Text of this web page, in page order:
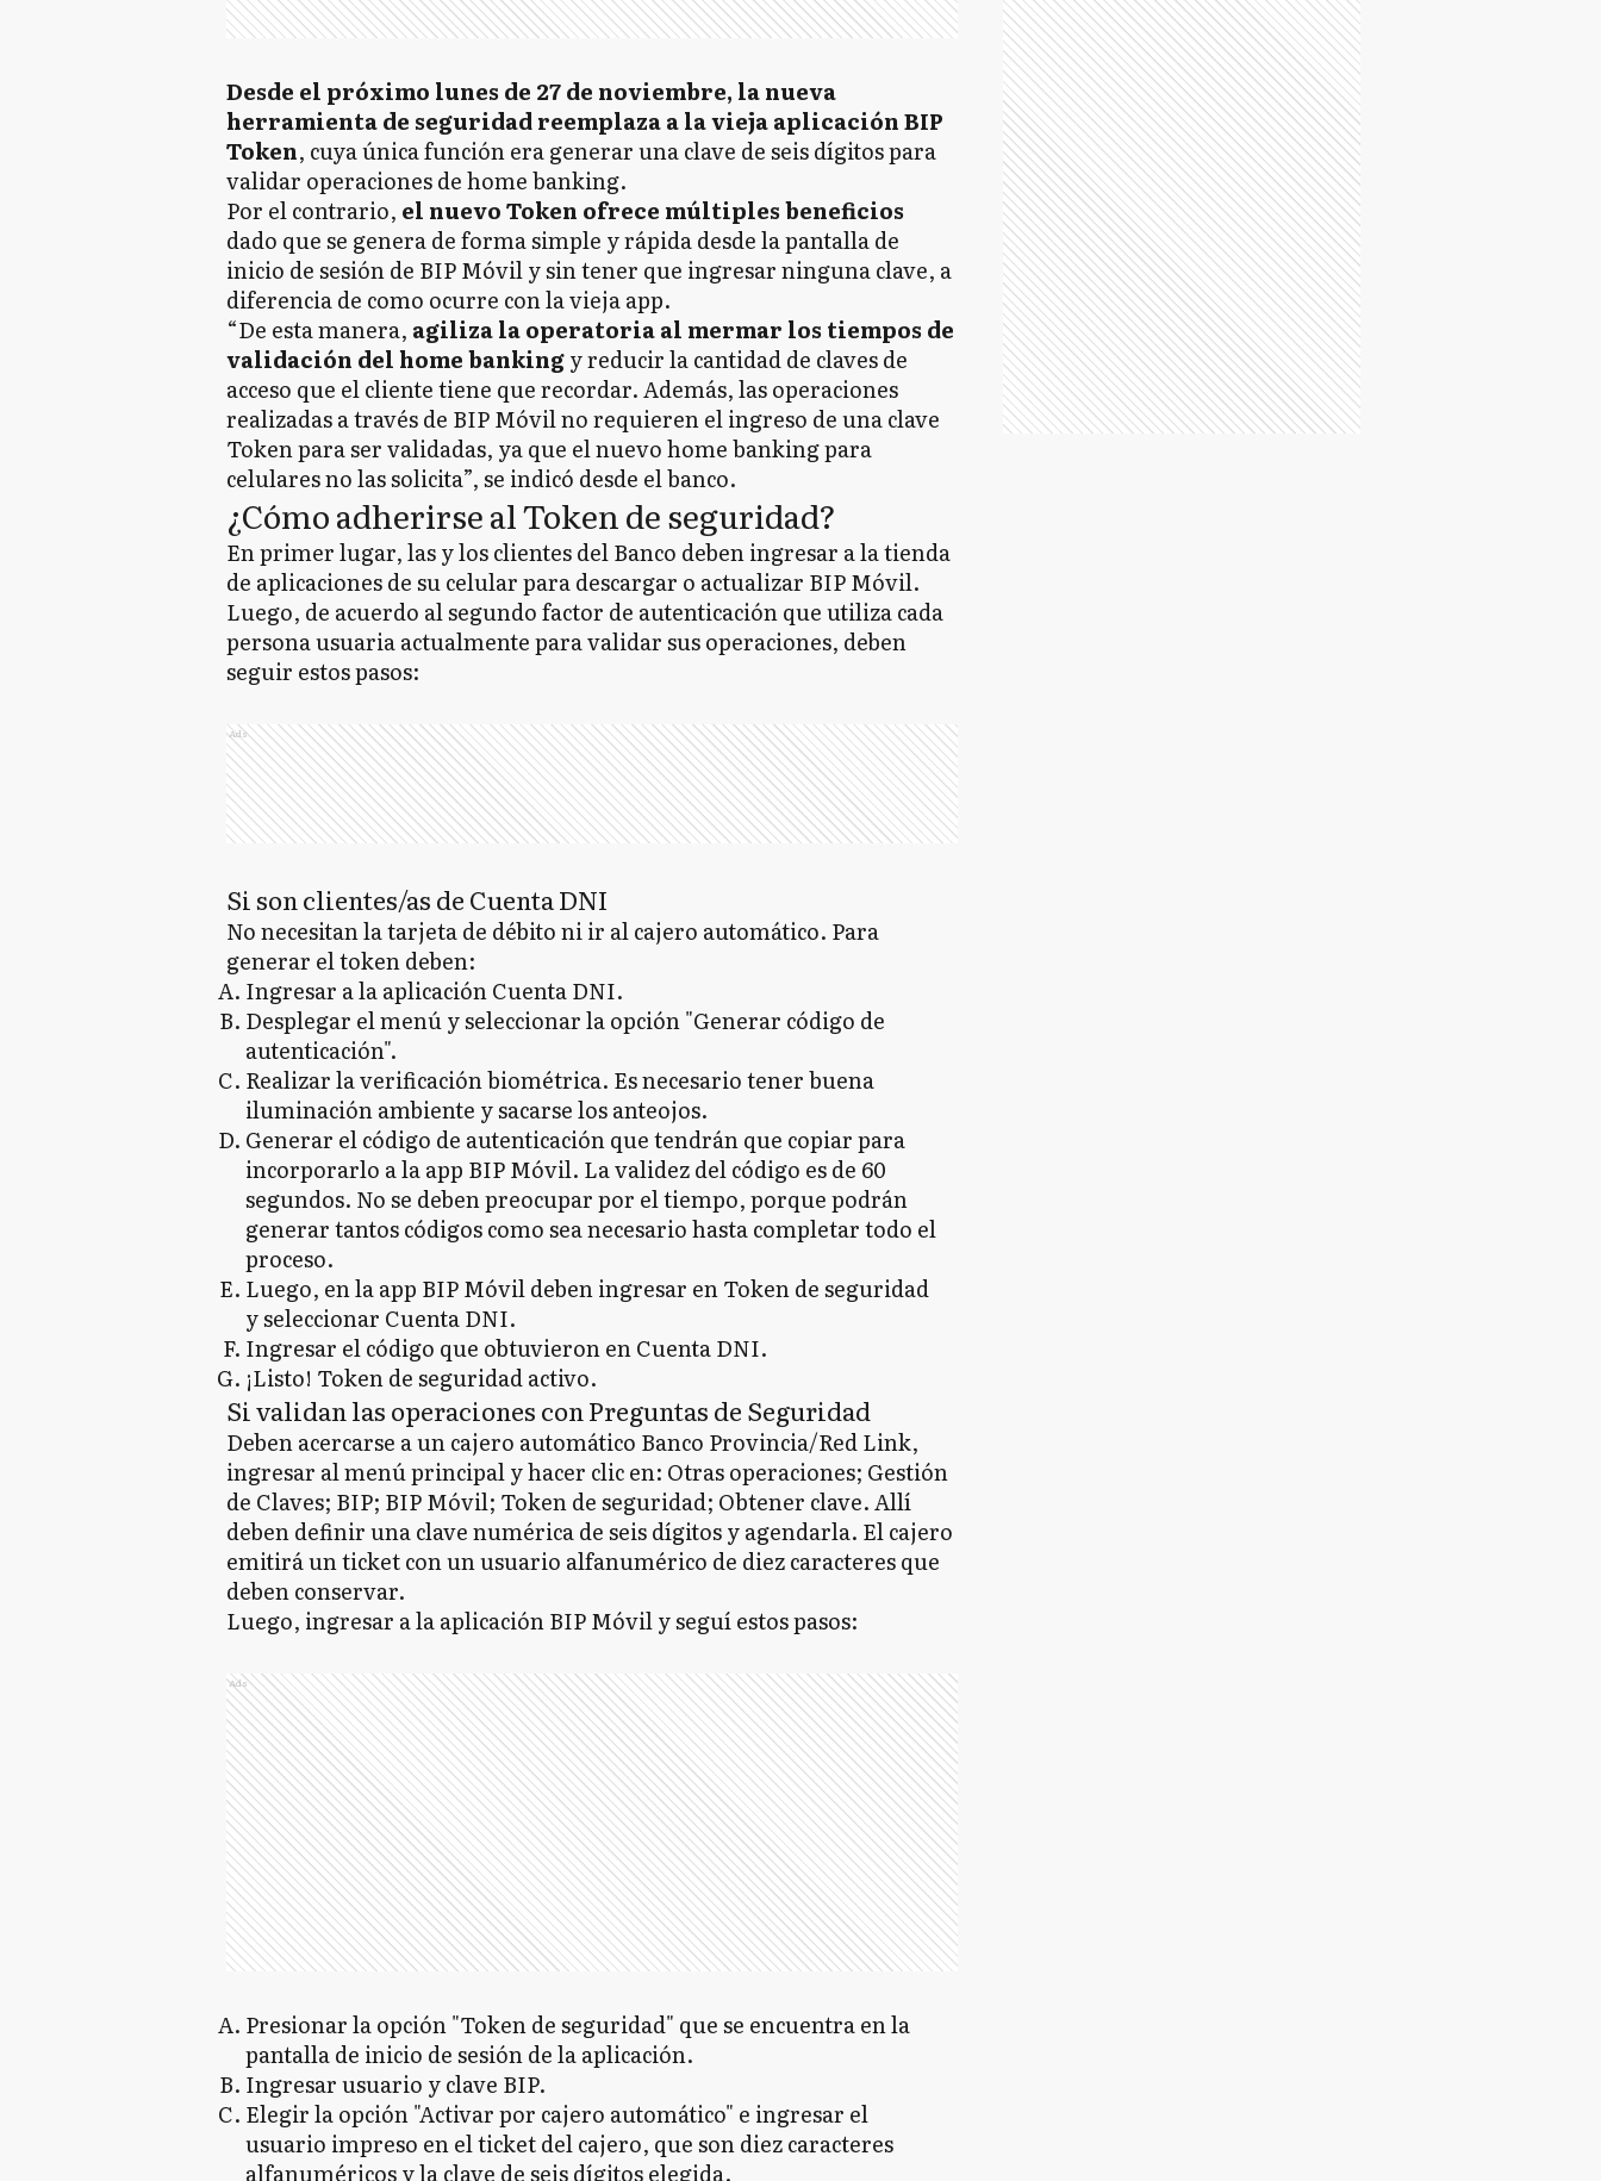
Desde el próximo lunes de 27 de noviembre, la nueva
herramienta de seguridad reemplaza a la vieja aplicación BIP
Token, cuya única función era generar una clave de seis dígitos para
validar operaciones de home banking.
Por el contrario, el nuevo Token ofrece múltiples beneficios
dado que se genera de forma simple y rápida desde la pantalla de
inicio de sesión de BIP Móvil y sin tener que ingresar ninguna clave, a
diferencia de como ocurre con la vieja app.
“De esta manera, agiliza la operatoria al mermar los tiempos de
validación del home bankingy reducir la cantidad de claves de
acceso que el cliente tiene que recordar. Además, las operaciones
realizadas a través de BIP Móvil no requieren el ingreso de una clave
Token para ser validadas, ya que el nuevo home banking para
celulares no las solicita”, se indicó desde el banco.
¿Cómo adherirse al Token de seguridad?
En primer lugar, las y los clientes del Banco deben ingresar a la tienda
de aplicaciones de su celular para descargar o actualizar BIP Móvil.
Luego, de acuerdo al segundo factor de autenticación que utiliza cada
persona usuaria actualmente para validar sus operaciones, deben
seguir estos pasos:
Ads
Si son clientes/as de Cuenta DNI
No necesitan la tarjeta de débito ni ir al cajero automático. Para
generar el token deben:
Ingresar a la aplicación Cuenta DNI.
Desplegar el menú y seleccionar la opción "Generar código de
autenticación".
Realizar la verificación biométrica. Es necesario tener buena
iluminación ambiente y sacarse los anteojos.
Generar el código de autenticación que tendrán que copiar para
incorporarlo a la app BIP Móvil. La validez del código es de 60
segundos. No se deben preocupar por el tiempo, porque podrán
generar tantos códigos como sea necesario hasta completar todo el
proceso.
Luego, en la app BIP Móvil deben ingresar en Token de seguridad
y seleccionar Cuenta DNI.
Ingresar el código que obtuvieron en Cuenta DNI.
¡Listo! Token de seguridad activo.
Si validan las operaciones con Preguntas de Seguridad
Deben acercarse a un cajero automático Banco Provincia/Red Link,
ingresar al menú principal y hacer clic en: Otras operaciones; Gestión
de Claves; BIP; BIP Móvil; Token de seguridad; Obtener clave. Allí
deben definir una clave numérica de seis dígitos y agendarla. El cajero
emitirá un ticket con un usuario alfanumérico de diez caracteres que
deben conservar.
Luego, ingresar a la aplicación BIP Móvil y seguí estos pasos:
Ads
Presionar la opción "Token de seguridad" que se encuentra en la
pantalla de inicio de sesión de la aplicación.
Ingresar usuario y clave BIP.
Elegir la opción "Activar por cajero automático" e ingresar el
usuario impreso en el ticket del cajero, que son diez caracteres
alfanuméricos y la clave de seis dígitos elegida.